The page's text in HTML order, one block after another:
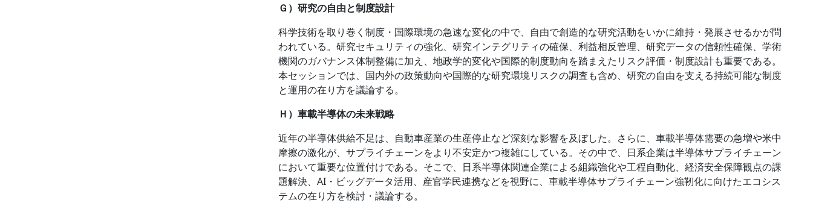
Ｇ）研究の自由と制度設計
科学技術を取り巻く制度・国際環境の急速な変化の中で、自由で創造的な研究活動をいかに維持・発展させるかが問
われている。研究セキュリティの強化、研究インテグリティの確保、利益相反管理、研究データの信頼性確保、学術
機関のガバナンス体制整備に加え、地政学的変化や国際的制度動向を踏まえたリスク評価・制度設計も重要である。
本セッションでは、国内外の政策動向や国際的な研究環境リスクの調査も含め、研究の自由を支える持続可能な制度
と運用の在り方を議論する。
Ｈ）車載半導体の未来戦略
近年の半導体供給不足は、自動車産業の生産停止など深刻な影響を及ぼした。さらに、車載半導体需要の急増や米中
摩擦の激化が、サプライチェーンをより不安定かつ複雑にしている。その中で、日系企業は半導体サプライチェーン
において重要な位置付けである。そこで、日系半導体関連企業による組織強化や工程自動化、経済安全保障観点の課
題解決、AI・ビッグデータ活用、産官学民連携などを視野に、車載半導体サプライチェーン強靭化に向けたエコシス
テムの在り方を検討・議論する。